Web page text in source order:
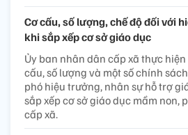
Cơ cấu, số lượng, chế độ đối với
khi sắp xếp cơ sở giáo dục
Ủy ban nhân dân cấp xã thực
cấu, số lượng và một số chính
phó hiệu trưởng, nhân sự hỗ trợ
sắp xếp cơ sở giáo dục mầm non,
cấp xã.